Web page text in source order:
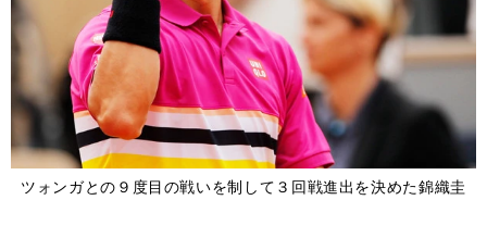
ツォンガとの９度目の戦いを制して３回戦進出を決めた錦織圭